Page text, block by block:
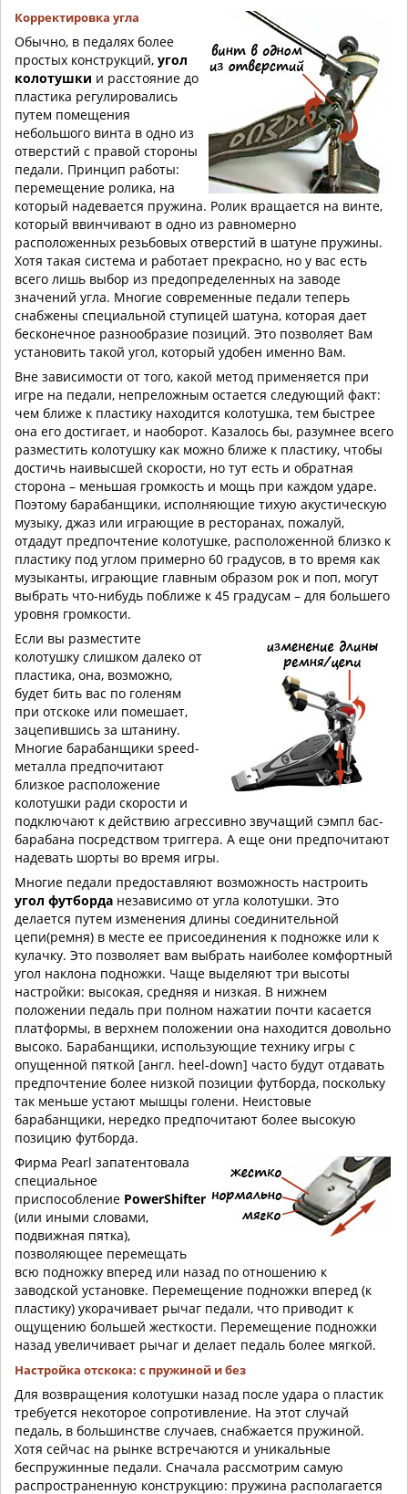
Корректировка угла
Обычно, в педалях более
простых конструкций, угол
колотушки и расстояние до
пластика регулировались
путем помещения
небольшого винта в одно из
отверстий с правой стороны
педали. Принцип работы:
перемещение ролика, на
который надевается пружина. Ролик вращается на винте,
который ввинчивают в одно из равномерно
расположенных резьбовых отверстий в шатуне пружины.
Хотя такая система и работает прекрасно, но у вас есть
всего лишь выбор из предопределенных на заводе
значений угла. Многие современные педали теперь
снабжены специальной ступицей шатуна, которая дает
бесконечное разнообразие позиций. Это позволяет Вам
установить такой угол, который удобен именно Вам.
Вне зависимости от того, какой метод применяется при
игре на педали, непреложным остается следующий факт:
чем ближе к пластику находится колотушка, тем быстрее
она его достигает, и наоборот. Казалось бы, разумнее всего
разместить колотушку как можно ближе к пластику, чтобы
достичь наивысшей скорости, но тут есть и обратная
сторона – меньшая громкость и мощь при каждом ударе.
Поэтому барабанщики, исполняющие тихую акустическую
музыку, джаз или играющие в ресторанах, пожалуй,
отдадут предпочтение колотушке, расположенной близко к
пластику под углом примерно 60 градусов, в то время как
музыканты, играющие главным образом рок и поп, могут
выбрать что-нибудь поближе к 45 градусам – для большего
уровня громкости.
Если вы разместите
колотушку слишком далеко от
пластика, она, возможно,
будет бить вас по голеням
при отскоке или помешает,
зацепившись за штанину.
Многие барабанщики speed-
металла предпочитают
близкое расположение
колотушки ради скорости и
подключают к действию агрессивно звучащий сэмпл бас-
барабана посредством триггера. А еще они предпочитают
надевать шорты во время игры.
Многие педали предоставляют возможность настроить
угол футборда независимо от угла колотушки. Это
делается путем изменения длины соединительной
цепи(ремня) в месте ее присоединения к подножке или к
кулачку. Это позволяет вам выбрать наиболее комфортный
угол наклона подножки. Чаще выделяют три высоты
настройки: высокая, средняя и низкая. В нижнем
положении педаль при полном нажатии почти касается
платформы, в верхнем положении она находится довольно
высоко. Барабанщики, использующие технику игры с
опущенной пяткой [англ. heel-down] часто будут отдавать
предпочтение более низкой позиции футборда, поскольку
так меньше устают мышцы голени. Неистовые
барабанщики, нередко предпочитают более высокую
позицию футборда.
Фирма Pearl запатентовала
специальное
приспособление PowerShifter
(или иными словами,
подвижная пятка),
позволяющее перемещать
всю подножку вперед или назад по отношению к
заводской установке. Перемещение подножки вперед (к
пластику) укорачивает рычаг педали, что приводит к
ощущению большей жесткости. Перемещение подножки
назад увеличивает рычаг и делает педаль более мягкой.
Настройка отскока: с пружиной и без
Для возвращения колотушки назад после удара о пластик
требуется некоторое сопротивление. На этот случай
педаль, в большинстве случаев, снабжается пружиной.
Хотя сейчас на рынке встречаются и уникальные
беспружинные педали. Сначала рассмотрим самую
распространенную конструкцию: пружина располагается